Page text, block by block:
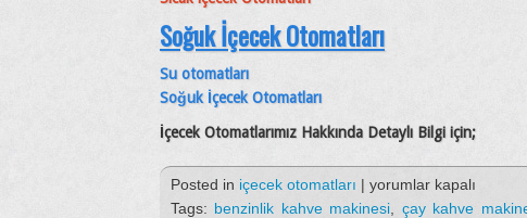
Soğuk İçecek Otomatları
Su otomatları
Soğuk İçecek Otomatları
İçecek Otomatlarımız Hakkında Detaylı Bilgi için;
Posted in içecek otomatları | İçecek
Otomatları
yorumlar kapalı
Tags: benzinlik kahve makinesi çay kahve